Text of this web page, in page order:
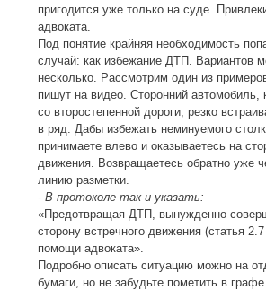
пригодится уже только на суде.
адвоката.
Под понятие крайняя необходимость
случай: как избежание ДТП. Вариантов
несколько. Рассмотрим один из
пишут на видео. Сторонний автомобиль,
со второстепенной дороги, резко
в ряд. Дабы избежать неминуемого
принимаете влево и оказываетесь на
движения. Возвращаетесь обратно уже
линию разметки.
- В протоколе так и указать:
«Предотвращая ДТП, вынужденно
сторону встречного движения (статья
помощи адвоката».
Подробно описать ситуацию можно на
бумаги, но не забудьте пометить в графе